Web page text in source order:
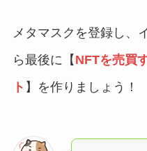
メタマスクを登録し、
ら最後に【 NFTを売買
ト 】を作りましょう！